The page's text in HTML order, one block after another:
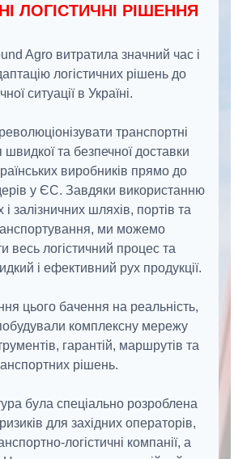
ЛОГІСТИЧНІ РІШЕННЯ
Agro витратила значний час і
логістичних рішень до
ситуації в Україні.
транспортні
та безпечної доставки
виробників прямо до
у ЄС. Завдяки використанню
залізничних шляхів, портів та
ми можемо
весь логістичний процес та
і ефективний рух продукції.
цього бачення на реальність,
комплексну мережу
гарантій, маршрутів та
рішень.
була спеціально розроблена
ризиків для західних операторів,
логістичні компанії, а